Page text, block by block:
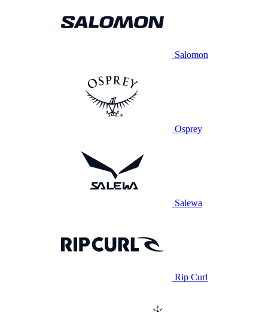
Salomon
Osprey
Salewa
Rip Curl